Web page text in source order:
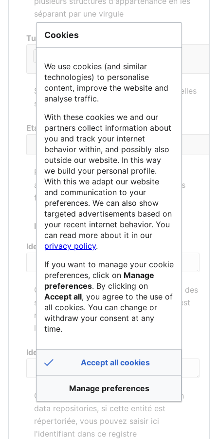
séparant par une virgule
Tutelles
Saisir les acronymes des différentes tutelles
séparés par une virgule
Etablissement français porteur
Pour les services étrangers, saisir les
acronymes des différents établissements
français porteur séparés par une virgule
Identifiants externes :
Identifiant RNSR
Consulter leRNSR
, Répertoire national des
structures de recherche, si cette entité est
répertoriée vous pouvez saisir ici
l'identifiant dans ce répertoire
Identifiant re3data
Consulter re3data
, registry of research
data repositories, si cette entité est
répertoriée, vous pouvez saisir ici
l'identifiant dans ce registre
Cookies
We use cookies (and similar
technologies) to personalise
content, improve the website and
analyse traffic.
With these cookies we and our
partners collect information about
you and track your internet
behavior within, and possibly also
outside our website. In this way
we build your personal profile.
With this we adapt our website
and communication to your
preferences. We can also show
targeted advertisements based on
your recent internet behavior. You
can read more about it in our
privacy policy.
If you want to manage your cookie
preferences, click on Manage
preferences. By clicking on
Accept all, you agree to the use of
all cookies. You can change or
withdraw your consent at any
time.
Accept all cookies
Manage preferences